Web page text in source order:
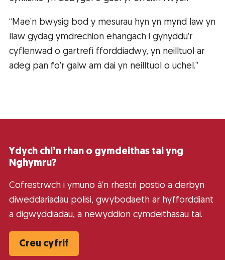
“Mae’n bwysig bod y mesurau hyn yn mynd law yn
llaw gydag ymdrechion ehangach i gynyddu’r
cyflenwad o gartrefi fforddiadwy, yn neilltuol ar
adeg pan fo’r galw am dai yn neilltuol o uchel.”
Ydych chi’n rhan o gymdeithas tai yng
Nghymru?
Cofrestrwch i ymuno â’n rhestri postio a derbyn
diweddariadau polisi, gwybodaeth ar hyfforddiant
a digwyddiadau, a newyddion cymdeithasau tai.
Creu cyfrif